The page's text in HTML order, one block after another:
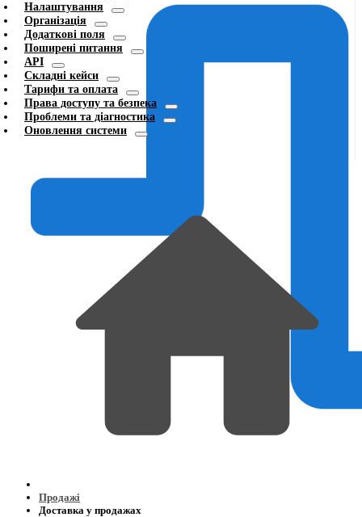
Налаштування
Організація
Додаткові поля
Поширені питання
API
Складні кейси
Тарифи та оплата
Права доступу та безпека
Проблеми та діагностика
Оновлення системи
Продажі
Доставка у продажах